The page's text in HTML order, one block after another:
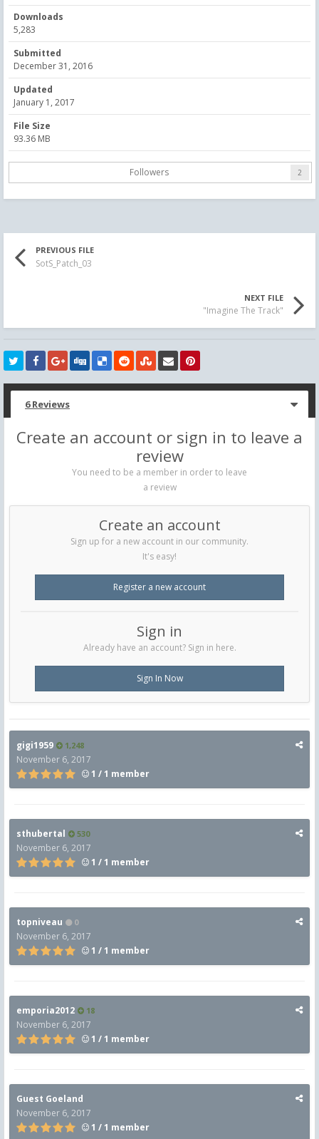
Downloads
5,283
Submitted
December 31, 2016
Updated
January 1, 2017
File Size
93.36 MB
Followers 2
PREVIOUS FILE
SotS_Patch_03
NEXT FILE
"Imagine The Track"
6 Reviews
Create an account or sign in to leave a
review
You need to be a member in order to leave
a review
Create an account
Sign up for a new account in our community.
It's easy!
Register a new account
Sign in
Already have an account? Sign in here.
Sign In Now
gigi1959 1,248
November 6, 2017
1 / 1 member
sthubertal 530
November 6, 2017
1 / 1 member
topniveau 0
November 6, 2017
1 / 1 member
emporia2012 18
November 6, 2017
1 / 1 member
Guest Goeland
November 6, 2017
1 / 1 member